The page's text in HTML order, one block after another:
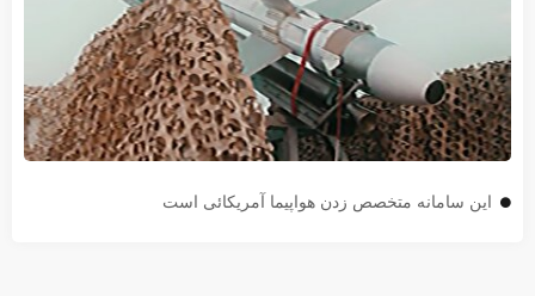
این سامانه متخصص زدن هواپیما آمریکائی است